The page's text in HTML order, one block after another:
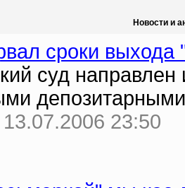
Новости и
сроки выхода
суд направлен
23:50